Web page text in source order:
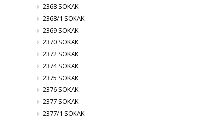
2368 SOKAK
2368/1 SOKAK
2369 SOKAK
2370 SOKAK
2372 SOKAK
2374 SOKAK
2375 SOKAK
2376 SOKAK
2377 SOKAK
2377/1 SOKAK